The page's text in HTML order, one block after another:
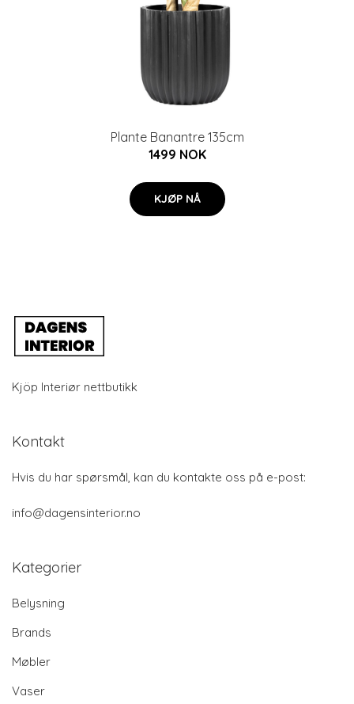
Plante Banantre 135cm
1499 NOK
KJØP NÅ
Kjöp Interiør nettbutikk
Kontakt
Hvis du har spørsmål, kan du kontakte oss på e-post:
info@dagensinterior.no
Kategorier
Belysning
Brands
Møbler
Vaser